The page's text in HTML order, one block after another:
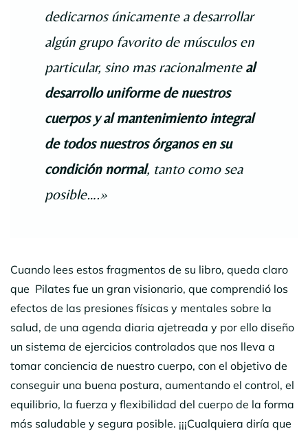
dedicarnos únicamente a desarrollar
algún grupo favorito de músculos en
particular, sino mas racionalmente al
desarrollo uniforme de nuestros
cuerpos y al mantenimiento integral
de todos nuestros órganos en su
condición normal, tanto como sea
posible….»
Cuando lees estos fragmentos de su libro, queda claro
que Pilates fue un gran visionario, que comprendió los
efectos de las presiones físicas y mentales sobre la
salud, de una agenda diaria ajetreada y por ello diseño
un sistema de ejercicios controlados que nos lleva a
tomar conciencia de nuestro cuerpo, con el objetivo de
conseguir una buena postura, aumentando el control, el
equilibrio, la fuerza y flexibilidad del cuerpo de la forma
más saludable y segura posible. ¡¡¡Cualquiera diría que